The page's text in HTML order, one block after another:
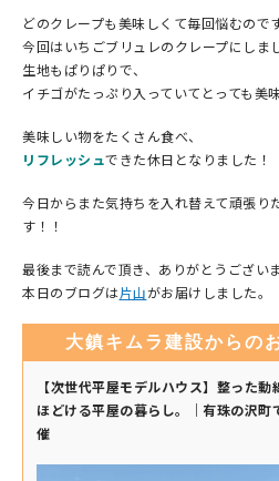
どのクレープも美味しくて毎回悩むので
今回はいちごブリュレのクレープにしまし
生地もぱりぱりで、
イチゴがたっぷり入っていてとっても美
美味しい物をたくさん食べ、
リフレッシュできた休日となりました！
今日からまた気持ちを入れ替えて頑張り
す！！
最後まで読んで頂き、ありがとうござい
本日のブログは片山がお届けしました。
大鎮キムラ建設からの
【次世代平屋モデルハウス】整った
ほどける平屋の暮らし。｜有珠の沢町
催